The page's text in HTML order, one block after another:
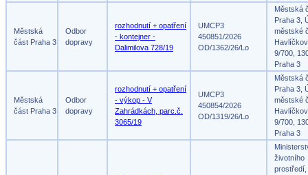
Městská
část Praha 3
Odbor
dopravy
rozhodnutí + opatření
- kontejner -
Dalimilova 728/19
UMCP3
450851/2026
OD/1362/26/Lo
Městská
Praha 3,
městské
9/700,
Praha 3
Městská
část Praha 3
Odbor
dopravy
rozhodnutí + opatření
- výkop - V
Zahrádkách, parc.č.
3065/19
UMCP3
450854/2026
OD/1319/26/Lo
Městská
Praha 3,
městské
9/700,
Praha 3
životního
prostředí,